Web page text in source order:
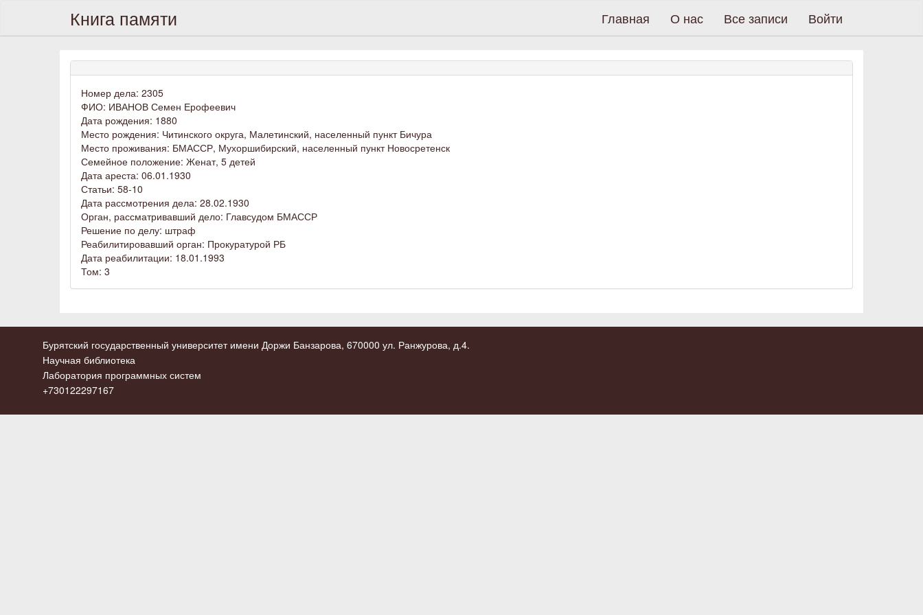
Книга памяти Главная О нас Все записи Войти
Номер дела: 2305
ФИО: ИВАНОВ Семен Ерофеевич
Дата рождения: 1880
Место рождения: Читинского округа, Малетинский, населенный пункт Бичура
Место проживания: БМАССР, Мухоршибирский, населенный пункт Новосретенск
Семейное положение: Женат, 5 детей
Дата ареста: 06.01.1930
Статьи: 58-10
Дата рассмотрения дела: 28.02.1930
Орган, рассматривавший дело: Главсудом БМАССР
Решение по делу: штраф
Реабилитировавший орган: Прокуратурой РБ
Дата реабилитации: 18.01.1993
Том: 3
Бурятский государственный университет имени Доржи Банзарова, 670000 ул. Ранжурова, д.4.
Научная библиотека
Лаборатория программных систем
+730122297167